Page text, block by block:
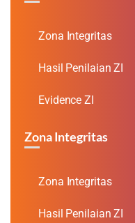
Zona Integritas
Hasil Penilaian ZI
Evidence ZI
Zona Integritas
Zona Integritas
Hasil Penilaian ZI